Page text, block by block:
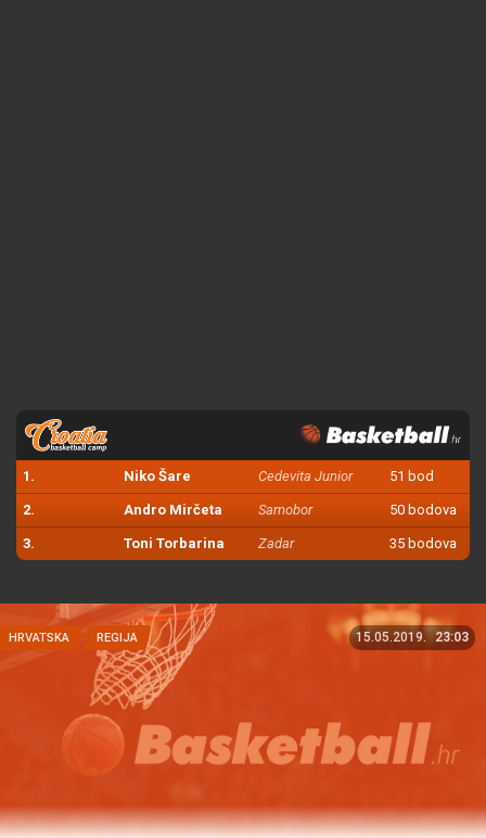
1. Niko Šare Cedevita Junior 51 bod
2. Andro Mirčeta Samobor 50 bodova
3. Toni Torbarina Zadar 35 bodova
HRVATSKA REGIJA 15.05.2019. 23:03